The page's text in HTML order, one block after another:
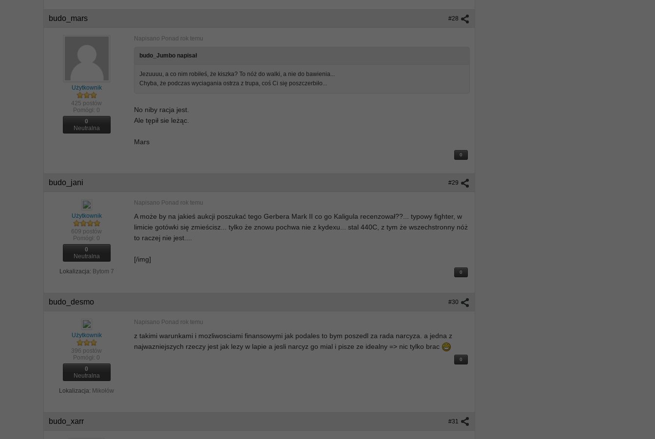
#28
budo_mars
Użytkownik
425 postów
Pomógł: 0
0
Neutralna
Napisano Ponad rok temu
budo_Jumbo napisał
Jezuuuu, a co nim robiłeś, że kiszka? To nóż do walki, a nie do bawienia...
Chyba, że podczas wyciagania ostrza z trupa, coś Ci się poszczerbiło...
No niby racja jest.
Ale tępił sie leżąc.
Mars
0
#29
budo_jani
Użytkownik
609 postów
Pomógł: 0
0
Neutralna
Lokalizacja: Bytom 7
Napisano Ponad rok temu
A może by na jakieś aukcji poszukać tego Gerbera Mark II co go Kaligula recenzował??... typowy fighter, w
limicie gotówki się zmieścisz... tylko że znowu pochwa nie z kydexu... stal 440C, z tym że wszechstronny nóż
to raczej nie jest....
[/img]
0
#30
budo_desmo
Użytkownik
396 postów
Pomógł: 0
0
Neutralna
Lokalizacja: Mikołów
Napisano Ponad rok temu
z takimi warunkami i mozliwosciami finansowymi jak podales to bym poszedl za rada narcyza. a jedna z
najwazniejszych rzeczy jest jak lezy w lapie a jesli narcyz go mial i pisze ze idealny => nic tylko brac
0
#31
budo_xarr